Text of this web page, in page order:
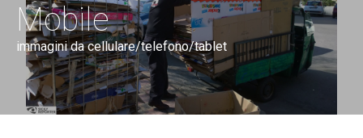
Mobile
immagini da cellulare/telefono/tablet